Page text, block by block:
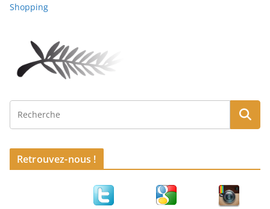
Shopping
Retrouvez-nous !